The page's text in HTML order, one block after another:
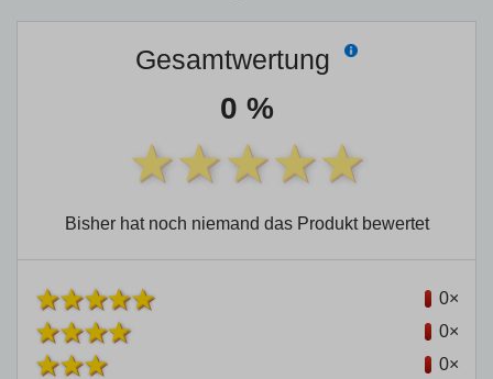
Gesamtwertung
0 %
Bisher hat noch niemand das Produkt bewertet
0×
0×
0×